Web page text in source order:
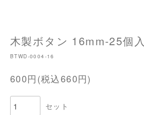
木製ボタン 16mm-25個入
BTWD-0004-16
600円(税込660円)
セット